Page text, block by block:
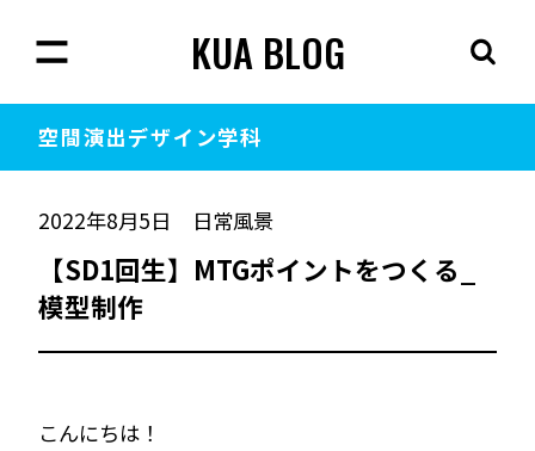
KUA BLOG
空間演出デザイン学科
2022年8月5日 日常風景
【SD1回生】MTGポイントをつくる_
模型制作
こんにちは！